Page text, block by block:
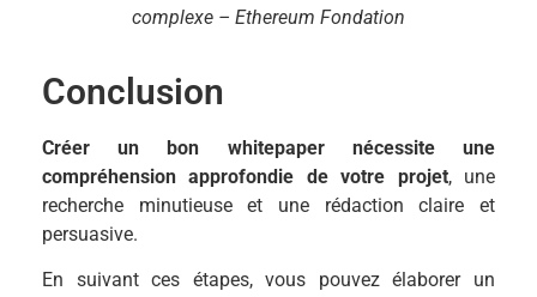
complexe – Ethereum Fondation
Conclusion
Créer un bon whitepaper nécessite une
compréhension approfondie de votre projet, une
recherche minutieuse et une rédaction claire et
persuasive.
En suivant ces étapes, vous pouvez élaborer un